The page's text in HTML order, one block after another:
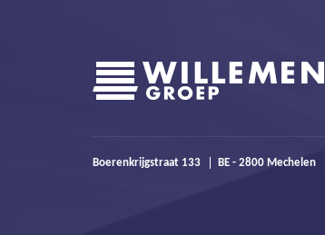
Boerenkrijgstraat 133 BE - 2800 Mechelen